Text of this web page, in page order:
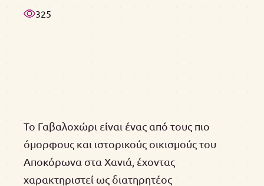
325
Το Γαβαλοχώρι είναι ένας από τους πιο
όμορφους και ιστορικούς οικισμούς του
Αποκόρωνα στα Χανιά, έχοντας
χαρακτηριστεί ως διατηρητέος